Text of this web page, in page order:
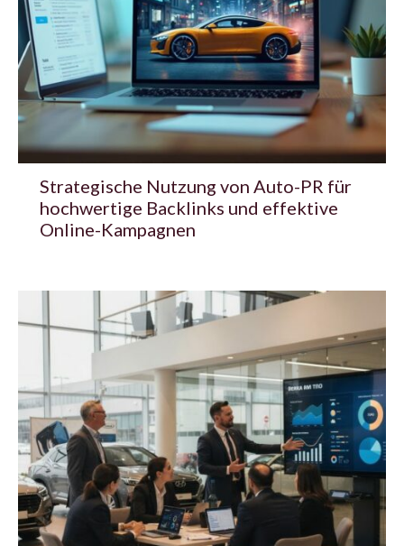
Strategische Nutzung von Auto-PR für
hochwertige Backlinks und effektive
Online-Kampagnen